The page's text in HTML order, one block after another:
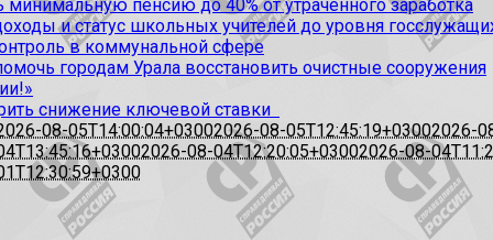
пенсию до 40% от утраченного заработка
и статус школьных учителей до уровня
в коммунальной сфере
городам Урала восстановить очистные сооружения
снижение ключевой ставки
08-05T14:00:04+03002026-08-05T12:45:19+03002026-
2026-08-04T12:20:05+03002026-08-